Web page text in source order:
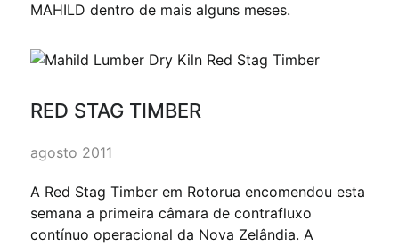
MAHILD dentro de mais alguns meses.
RED STAG TIMBER
agosto 2011
A Red Stag Timber em Rotorua encomendou esta
semana a primeira câmara de contrafluxo
contínuo operacional da Nova Zelândia. A